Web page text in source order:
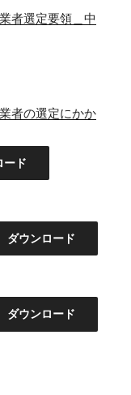
者選定要領＿中
者の選定にかか
ード
ダウンロード
ダウンロード